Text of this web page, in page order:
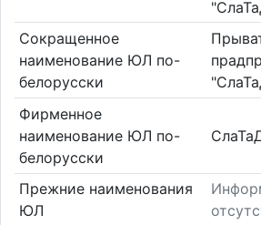
Сокращенное
наименование ЮЛ по-
белорусски
Фирменное
наименование ЮЛ по-
белорусски
Прежние наименования
ЮЛ